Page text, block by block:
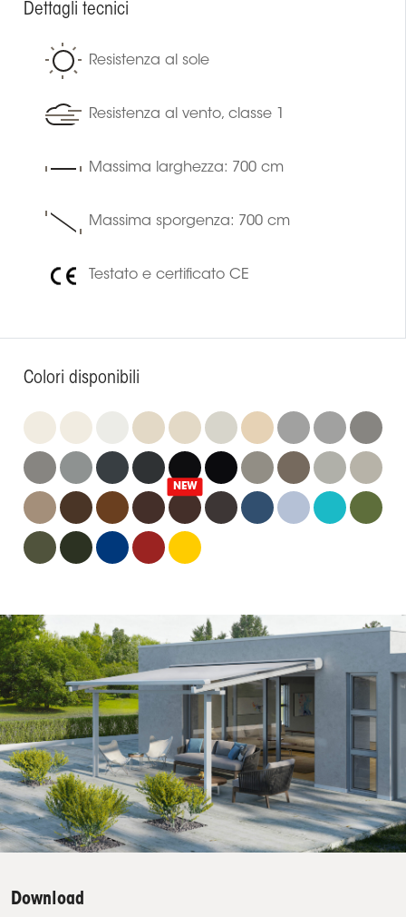
Dettagli tecnici
Resistenza al sole
Resistenza al vento, classe 1
Massima larghezza: 700 cm
Massima sporgenza: 700 cm
Testato e certificato CE
Colori disponibili
Download